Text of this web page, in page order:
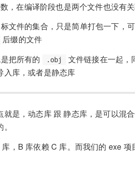
，在编译阶段也是两个文件也没有关
文件的集合，只是简单打包一下，
后缀的文件
把所有的 .obj 文件链接在一起，
入库，或者是静态库
就是，动态库 跟 静态库，是可以混
，B 库依赖 C 库。而我们的 exe